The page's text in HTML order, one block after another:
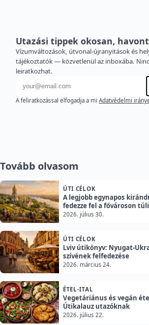
Utazási tippek okosan,
Vízumváltozások, útvonal-újranyitások és
tájékoztatók — közvetlenül az inboxába.
leiratkozhat.
E-mail cím
A feliratkozással elfogadja a mi Adatvédelmi
Tovább olvasom
ÚTI CÉLOK
A legjobb egynapos
fedezze fel a fővároson
2026. július 30.
ÚTI CÉLOK
Lviv útikönyv: Nyugat-
szívének felfedezése
2026. március 24.
ÉTEL-ITAL
Vegetáriánus és vegán
Útikalauz utazóknak
2026. július 22.